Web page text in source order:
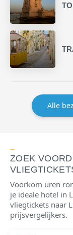
Alle
ZOEK
Voorkom uren
je ideale hotel in
vliegtickets naar
prijsvergelijkers.